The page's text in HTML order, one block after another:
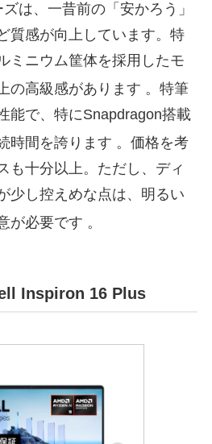
は、一昔前の「安かろう」
質感が向上しています。特
ミニウム筐体を採用したモ
の高級感があります 。特筆
能で、特にSnapdragon搭載
時間を誇ります 。価格を考
も十分以上。ただし、ディ
少し控えめな点は、明るい
が必要です 。
Inspiron 16 Plus